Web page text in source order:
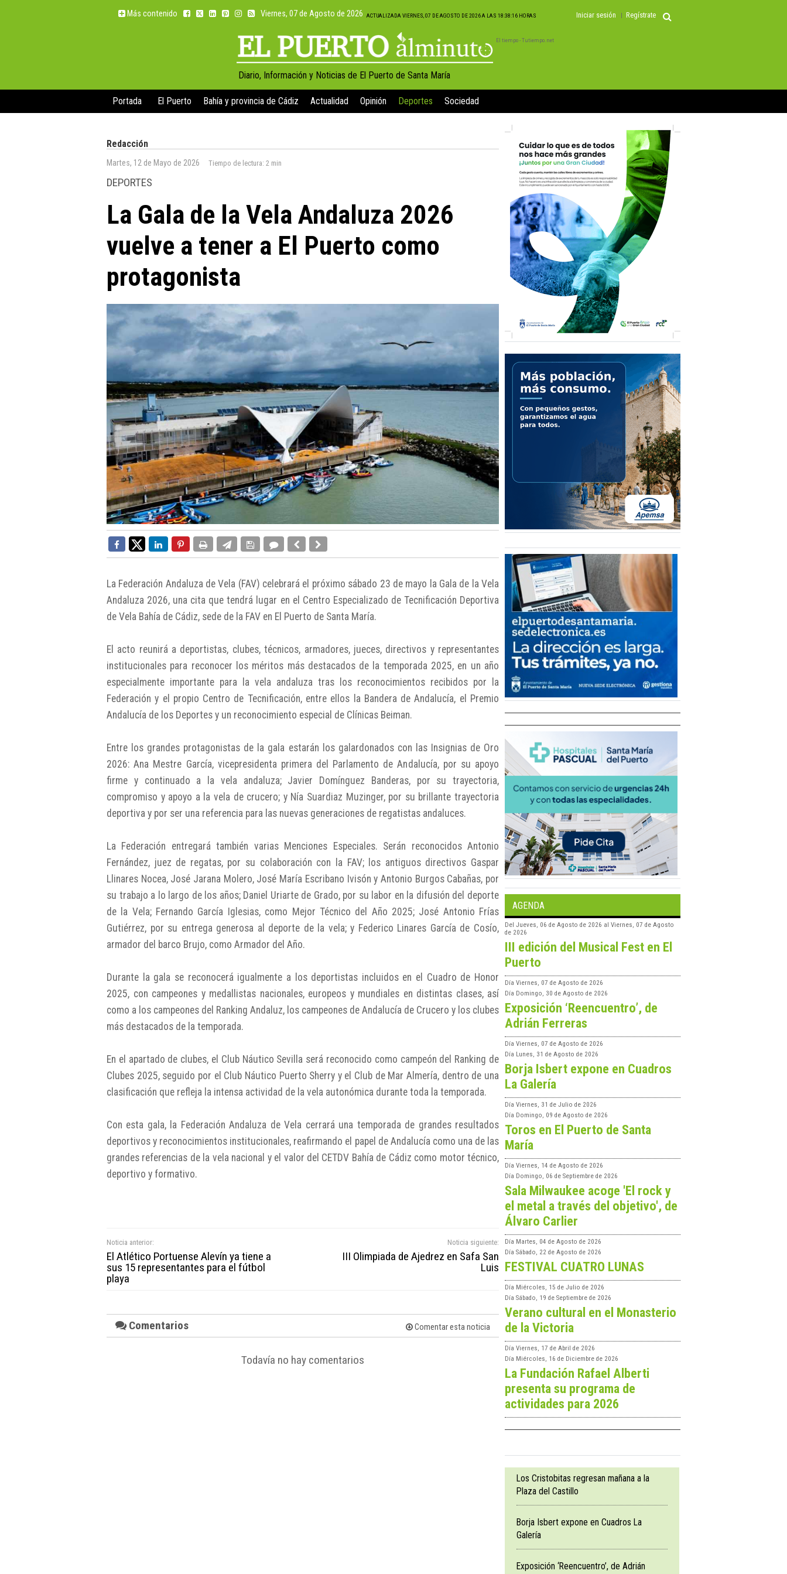
Más contenido Viernes, 07 de Agosto de 2026 ACTUALIZADA VIERNES, 07 DE AGOSTO DE 2026 A LAS 18:38:16 HORAS Iniciar sesión Regístrate
Diario, Información y Noticias de El Puerto de Santa María
El tiempo - Tutiempo.net
Portada El Puerto Bahía y provincia de Cádiz Actualidad Opinión Deportes Sociedad
Redacción
Martes, 12 de Mayo de 2026 Tiempo de lectura: 2 min
DEPORTES
La Gala de la Vela Andaluza 2026
vuelve a tener a El Puerto como
protagonista
La Federación Andaluza de Vela (FAV) celebrará el próximo sábado 23 de mayo la Gala de la Vela
Andaluza 2026, una cita que tendrá lugar en el Centro Especializado de Tecnificación Deportiva
de Vela Bahía de Cádiz, sede de la FAV en El Puerto de Santa María.
El acto reunirá a deportistas, clubes, técnicos, armadores, jueces, directivos y representantes
institucionales para reconocer los méritos más destacados de la temporada 2025, en un año
especialmente importante para la vela andaluza tras los reconocimientos recibidos por la
Federación y el propio Centro de Tecnificación, entre ellos la Bandera de Andalucía, el Premio
Andalucía de los Deportes y un reconocimiento especial de Clínicas Beiman.
Entre los grandes protagonistas de la gala estarán los galardonados con las Insignias de Oro
2026: Ana Mestre García, vicepresidenta primera del Parlamento de Andalucía, por su apoyo
firme y continuado a la vela andaluza; Javier Domínguez Banderas, por su trayectoria,
compromiso y apoyo a la vela de crucero; y Nía Suardiaz Muzinger, por su brillante trayectoria
deportiva y por ser una referencia para las nuevas generaciones de regatistas andaluces.
La Federación entregará también varias Menciones Especiales. Serán reconocidos Antonio
Fernández, juez de regatas, por su colaboración con la FAV; los antiguos directivos Gaspar
Llinares Nocea, José Jarana Molero, José María Escribano Ivisón y Antonio Burgos Cabañas, por
su trabajo a lo largo de los años; Daniel Uriarte de Grado, por su labor en la difusión del deporte
de la Vela; Fernando García Iglesias, como Mejor Técnico del Año 2025; José Antonio Frías
Gutiérrez, por su entrega generosa al deporte de la vela; y Federico Linares García de Cosío,
armador del barco Brujo, como Armador del Año.
Durante la gala se reconocerá igualmente a los deportistas incluidos en el Cuadro de Honor
2025, con campeones y medallistas nacionales, europeos y mundiales en distintas clases, así
como a los campeones del Ranking Andaluz, los campeones de Andalucía de Crucero y los clubes
más destacados de la temporada.
En el apartado de clubes, el Club Náutico Sevilla será reconocido como campeón del Ranking de
Clubes 2025, seguido por el Club Náutico Puerto Sherry y el Club de Mar Almería, dentro de una
clasificación que refleja la intensa actividad de la vela autonómica durante toda la temporada.
Con esta gala, la Federación Andaluza de Vela cerrará una temporada de grandes resultados
deportivos y reconocimientos institucionales, reafirmando el papel de Andalucía como una de las
grandes referencias de la vela nacional y el valor del CETDV Bahía de Cádiz como motor técnico,
deportivo y formativo.
Noticia anterior:
El Atlético Portuense Alevín ya tiene a
sus 15 representantes para el fútbol
playa
Noticia siguiente:
III Olimpiada de Ajedrez en Safa San
Luis
Comentarios Comentar esta noticia
Todavía no hay comentarios
AGENDA
Del Jueves, 06 de Agosto de 2026 al Viernes, 07 de Agosto
de 2026
III edición del Musical Fest en El
Puerto
Día Viernes, 07 de Agosto de 2026
Día Domingo, 30 de Agosto de 2026
Exposición ‘Reencuentro’, de
Adrián Ferreras
Día Viernes, 07 de Agosto de 2026
Día Lunes, 31 de Agosto de 2026
Borja Isbert expone en Cuadros
La Galería
Día Viernes, 31 de Julio de 2026
Día Domingo, 09 de Agosto de 2026
Toros en El Puerto de Santa
María
Día Viernes, 14 de Agosto de 2026
Día Domingo, 06 de Septiembre de 2026
Sala Milwaukee acoge 'El rock y
el metal a través del objetivo', de
Álvaro Carlier
Día Martes, 04 de Agosto de 2026
Día Sábado, 22 de Agosto de 2026
FESTIVAL CUATRO LUNAS
Día Miércoles, 15 de Julio de 2026
Día Sábado, 19 de Septiembre de 2026
Verano cultural en el Monasterio
de la Victoria
Día Viernes, 17 de Abril de 2026
Día Miércoles, 16 de Diciembre de 2026
La Fundación Rafael Alberti
presenta su programa de
actividades para 2026
Los Cristobitas regresan mañana a la
Plaza del Castillo
Borja Isbert expone en Cuadros La
Galería
Exposición ‘Reencuentro’, de Adrián